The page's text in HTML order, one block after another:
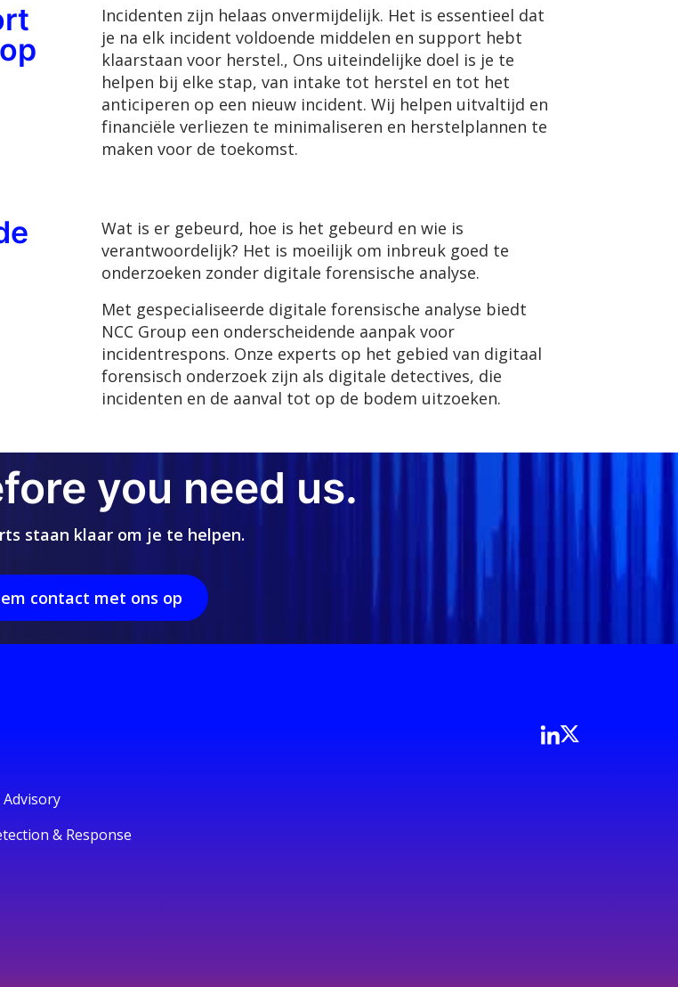
Incidenten zijn helaas onvermijdelijk. Het is essentieel dat
je na elk incident voldoende middelen en support hebt
klaarstaan voor herstel., Ons uiteindelijke doel is je te
helpen bij elke stap, van intake tot herstel en tot het
anticiperen op een nieuw incident. Wij helpen uitvaltijd en
financiële verliezen te minimaliseren en herstelplannen te
maken voor de toekomst.
Wat is er gebeurd, hoe is het gebeurd en wie is
verantwoordelijk? Het is moeilijk om inbreuk goed te
onderzoeken zonder digitale forensische analyse.
Met gespecialiseerde digitale forensische analyse biedt
NCC Group een onderscheidende aanpak voor
incidentrespons. Onze experts op het gebied van digitaal
forensisch onderzoek zijn als digitale detectives, die
incidenten en de aanval tot op de bodem uitzoeken.
you need us.
staan klaar om je te helpen.
contact met ons op
& Response